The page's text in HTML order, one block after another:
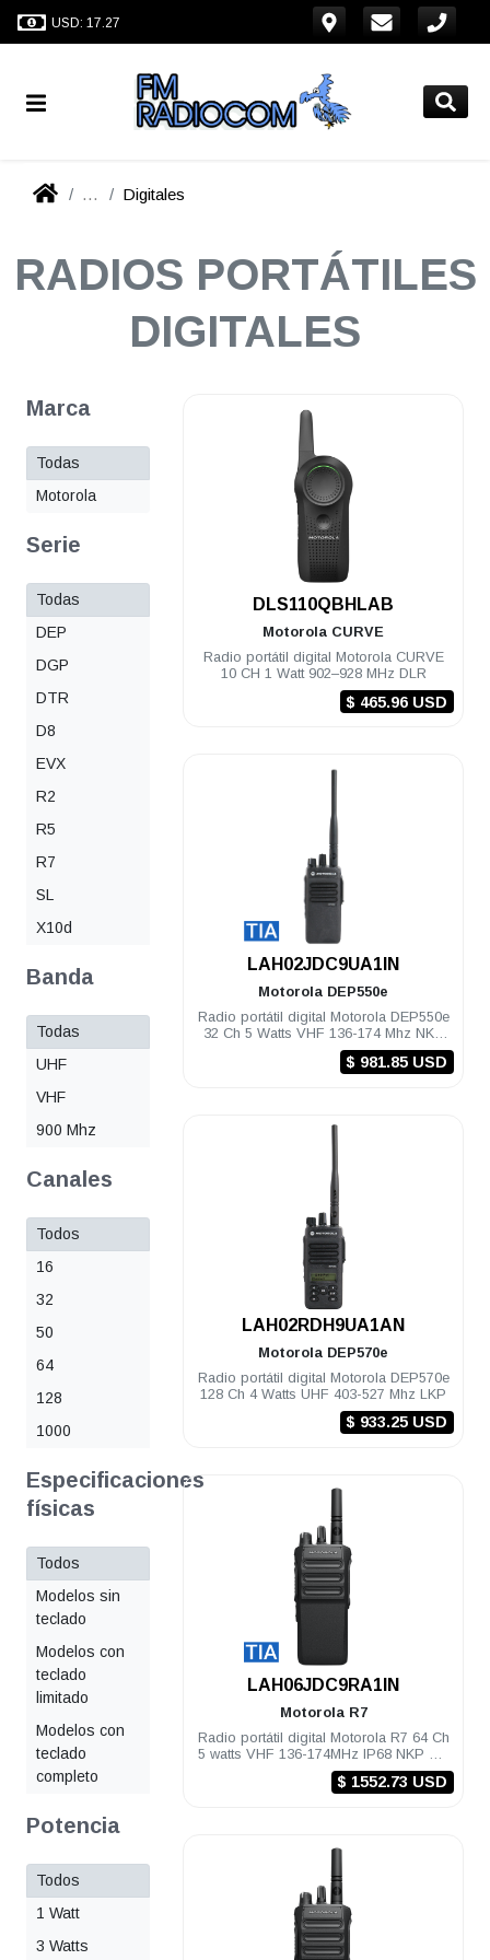
USD: 17.27
... Digitales
RADIOS PORTÁTILES
DIGITALES
Marca
Todas
Motorola
Serie
Todas
DEP
DGP
DTR
D8
EVX
R2
R5
R7
SL
X10d
Banda
Todas
UHF
VHF
900 Mhz
Canales
Todos
16
32
50
64
128
1000
Especificaciones
físicas
Todos
Modelos sin
teclado
Modelos con
teclado
limitado
Modelos con
teclado
completo
Potencia
Todos
1 Watt
3 Watts
DLS110QBHLAB
Motorola CURVE
Radio portátil digital Motorola CURVE
10 CH 1 Watt 902–928 MHz DLR
$ 465.96 USD
LAH02JDC9UA1IN
Motorola DEP550e
Radio portátil digital Motorola DEP550e
32 Ch 5 Watts VHF 136-174 Mhz NKP
$ 981.85 USD
LAH02RDH9UA1AN
Motorola DEP570e
Radio portátil digital Motorola DEP570e
128 Ch 4 Watts UHF 403-527 Mhz LKP
$ 933.25 USD
LAH06JDC9RA1IN
Motorola R7
Radio portátil digital Motorola R7 64 Ch
5 watts VHF 136-174MHz IP68 NKP TIA
Habilitado
$ 1552.73 USD